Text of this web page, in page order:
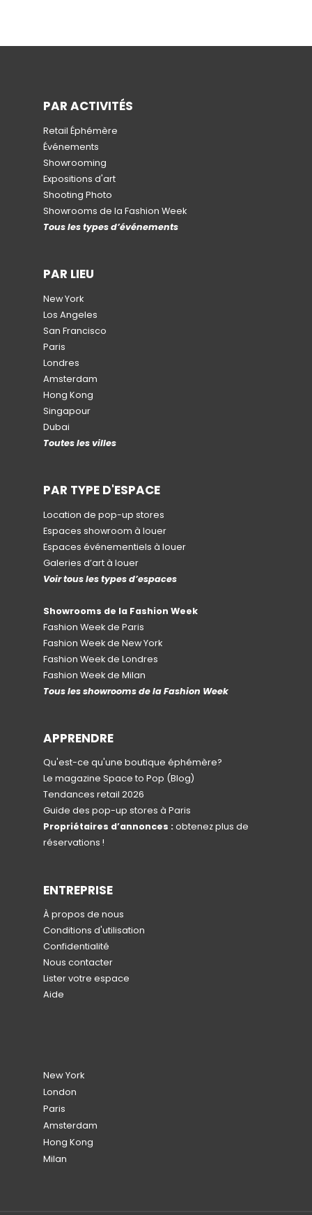
PAR ACTIVITÉS
Retail Éphémère
Événements
Showrooming
Expositions d'art
Shooting Photo
Showrooms de la Fashion Week
Tous les types d’événements
PAR LIEU
New York
Los Angeles
San Francisco
Paris
Londres
Amsterdam
Hong Kong
Singapour
Dubai
Toutes les villes
PAR TYPE D'ESPACE
Location de pop-up stores
Espaces showroom à louer
Espaces événementiels à louer
Galeries d’art à louer
Voir tous les types d’espaces
Showrooms de la Fashion Week
Fashion Week de Paris
Fashion Week de New York
Fashion Week de Londres
Fashion Week de Milan
Tous les showrooms de la Fashion Week
APPRENDRE
Qu'est-ce qu'une boutique éphémère?
Le magazine Space to Pop (Blog)
Tendances retail 2026
Guide des pop-up stores à Paris
Propriétaires d’annonces : obtenez plus de
réservations !
ENTREPRISE
À propos de nous
Conditions d'utilisation
Confidentialité
Nous contacter
Lister votre espace
Aide
New York
London
Paris
Amsterdam
Hong Kong
Milan